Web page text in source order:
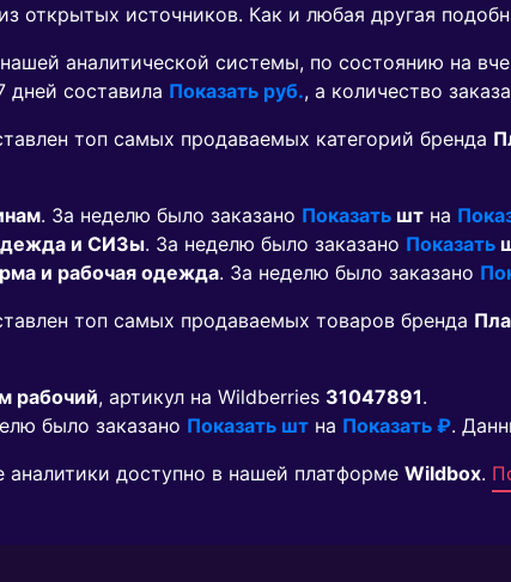
открытых источников. Как и любая другая
аналитической системы, по состоянию на
дней составила Показать руб., а количество
топ самых продаваемых категорий бренда
. За неделю было заказано Показать шт на
и СИЗы. За неделю было заказано Показать
и рабочая одежда. За неделю было заказано
топ самых продаваемых товаров бренда
рабочий, артикул на Wildberries 31047891.
было заказано Показать шт на Показать ₽.
доступно в нашей платформе Wildbox.